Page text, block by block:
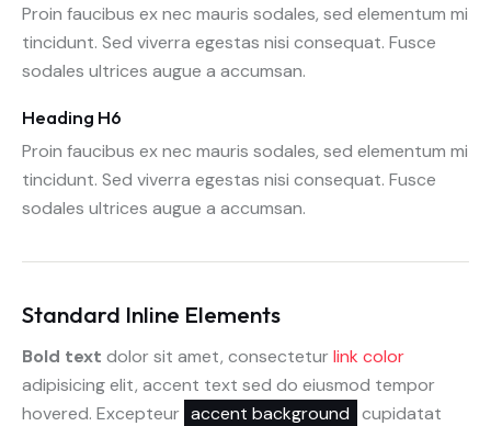
Proin faucibus ex nec mauris sodales, sed elementum mi
tincidunt. Sed viverra egestas nisi consequat. Fusce
sodales ultrices augue a accumsan.
Heading H6
Proin faucibus ex nec mauris sodales, sed elementum mi
tincidunt. Sed viverra egestas nisi consequat. Fusce
sodales ultrices augue a accumsan.
Standard Inline Elements
Bold text dolor sit amet, consecteturlink color
adipisicing elit, accent text sed do eiusmod tempor
hovered. Excepteur accent background cupidatat